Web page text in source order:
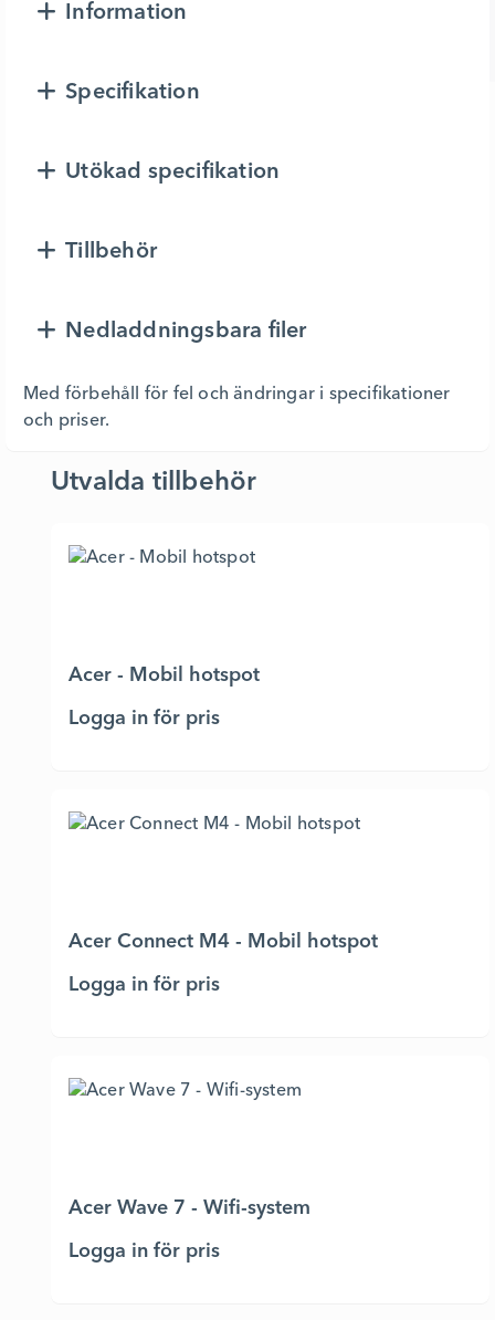
Information
Specifikation
Utökad specifikation
Tillbehör
Nedladdningsbara filer
Med förbehåll för fel och ändringar i specifikationer
och priser.
Utvalda tillbehör
Acer - Mobil hotspot
Logga in för pris
Acer Connect M4 - Mobil hotspot
Logga in för pris
Acer Wave 7 - Wifi-system
Logga in för pris